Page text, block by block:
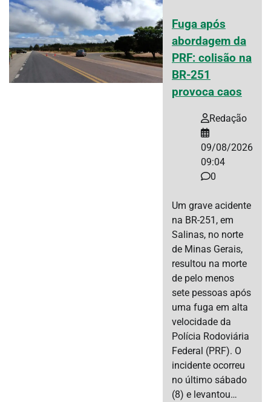
Fuga após
abordagem da
PRF: colisão na
BR-251
provoca caos
Redação
09/08/2026
09:04
0
Um grave acidente
na BR-251, em
Salinas, no norte
de Minas Gerais,
resultou na morte
de pelo menos
sete pessoas após
uma fuga em alta
velocidade da
Polícia Rodoviária
Federal (PRF). O
incidente ocorreu
no último sábado
(8) e levantou…